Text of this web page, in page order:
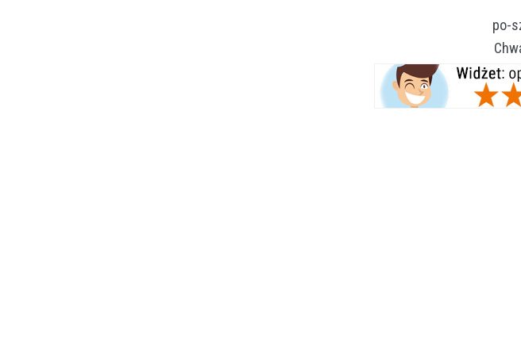
po-